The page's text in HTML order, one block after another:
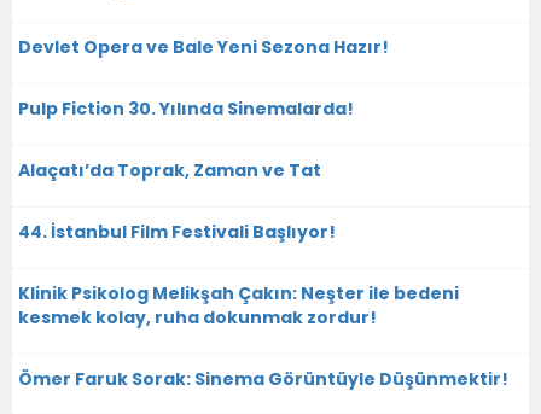
Devlet Opera ve Bale Yeni Sezona Hazır!
Pulp Fiction 30. Yılında Sinemalarda!
Alaçatı’da Toprak, Zaman ve Tat
44. İstanbul Film Festivali Başlıyor!
Klinik Psikolog Melikşah Çakın: Neşter ile bedeni
kesmek kolay, ruha dokunmak zordur!
Ömer Faruk Sorak: Sinema Görüntüyle Düşünmektir!